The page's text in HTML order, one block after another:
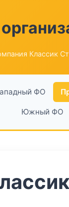
Классик
ФО
Южный ФО